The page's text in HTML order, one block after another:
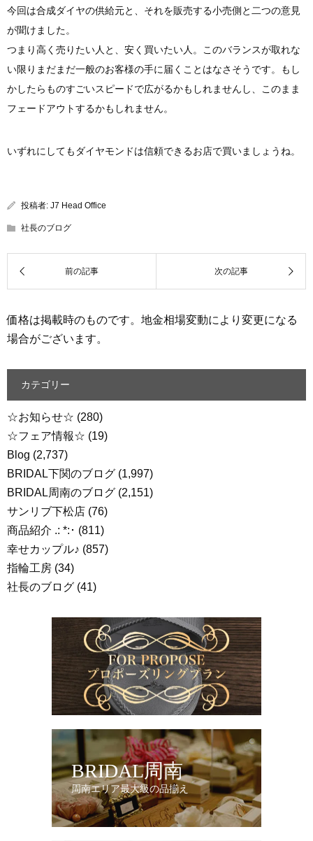
今回は合成ダイヤの供給元と、それを販売する小売側と二つの意見
が聞けました。
つまり高く売りたい人と、安く買いたい人。このバランスが取れな
い限りまだまだ一般のお客様の手に届くことはなさそうです。もし
かしたらものすごいスピードで広がるかもしれませんし、このまま
フェードアウトするかもしれません。
いずれにしてもダイヤモンドは信頼できるお店で買いましょうね。
投稿者: J7 Head Office
社長のブログ
価格は掲載時のものです。地金相場変動により変更になる
場合がございます。
カテゴリー
☆お知らせ☆ (280)
☆フェア情報☆ (19)
Blog (2,737)
BRIDAL下関のブログ (1,997)
BRIDAL周南のブログ (2,151)
サンリブ下松店 (76)
商品紹介 .: *:･ (811)
幸せカップル♪ (857)
指輪工房 (34)
社長のブログ (41)
BRIDAL周南
周南エリア最大級の品揃え